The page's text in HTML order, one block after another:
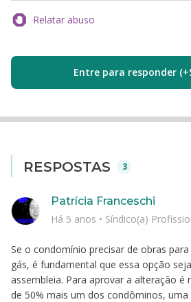
Relatar abuso
Entre para responder
RESPOSTAS 3
Se o condomínio precisar de obras
gás, é fundamental que essa opção
assembleia. Para aprovar a alteração é
de 50% mais um dos condôminos,
Patrícia Franceschi
Há 5 anos • Síndico(a)